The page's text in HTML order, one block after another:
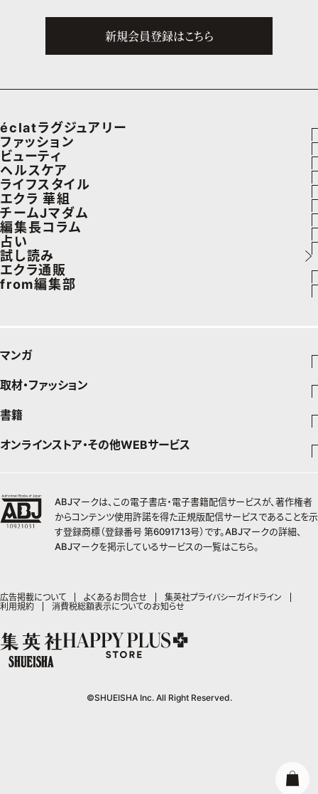
新規会員登録はこちら
éclatラグジュアリー
ラグジュアリーTOPICS
NEOエグゼスタイル
ファッション
ファッションTOPICS
8月の毎日コーデ
50代なに着てる？
ファッション特集
ビューティ
ヘアスタイル・ヘアケア
エイジングケア
メイク
50代ベストコスメ
ヘルスケア
ヘルスケアTOPICS
更年期
ストレッチ・エクササイズ
ダイエット
ライフスタイル
車・家電
ゴルフ
住まい
旅行＆グルメ
エクラ 華組
エクラ 華組メンバー一覧
エクラ 華組ランキング
チームJマダム
ファッション
ビューティ
旅行
インテリア
料理
チームJマダムメンバー一覧
チームJマダム特集
編集長コラム
あら、素敵☆ 手帖
占い
イヴルルド遙華の12星座占い
スペシャル占い
試し読み
エクラ通販
デジタルカタログ
from編集部
マンガ
少年マンガ
Vジャンプ
少年ジャンプ+
ジャンプTOON
ZEBRACK
集英社ジャンプリミックス
青年マンガ
少年ジャンプ+
S-MANGA
集英社ジャンプリミックス
集英社コミック文庫
ヤングジャンプ定期購読デジタル
ヤンジャン！
となりのヤングジャンプ
グランドジャンプ
少女マンガ
ZEBRACK
S-MANGA
集英社コミック文庫
別冊マーガレット
リマコミ
マンガMeets
ジャンプTOON
ZEBRACK
S-MANGA
マンガMee公式サイト
リマコミ
マンガMeets
Cookie
取材・ファッション
ファッション・美容
Seventeen
MAQUIA
SPUR
HAPPY PLUS ONE
MEN'S NON-NO
UOMO
芸能・情報・スポーツ
週プレNEWS
週プレ グラジャパ!
Sportiva
書籍
文芸・文庫・総合
集英社 文芸ステーション
web 集英社文庫
1日5分で、明日は変わる よみタイ yomitai
集英社学芸部 - 学芸・ノンフィクション
集英社ビジネス書
kotoba
情報・知識＆オピニオン imidas
ライトノベル・ノベライズ
集英社オレンジ文庫
JUMP j-BOOKS
集英社Webマガジン コバルト
オンラインストア・その他WEBサービス
OTO
SHUEISHA MANGA-ART HERITAGE
ジャンプキャラクターズストア
LEEマルシェ
eclat premium
mirabella
その他WEBサービス
集英社アドナビ
集英社エディターズ・ラボ
広告掲載について よくあるお問合せ
集英社プライバシーガイドライン
利用規約
消費税総額表示についてのお知らせ
ABJマークは、この電子書店・電子書籍配信サービスが、著作権者
からコンテンツ使用許諾を得た正規版配信サービスであることを示
す登録商標（登録番号 第6091713号）です。ABJマークの詳細、
ABJマークを掲示しているサービスの一覧はこちら。
©SHUEISHA Inc. All Right Reserved.